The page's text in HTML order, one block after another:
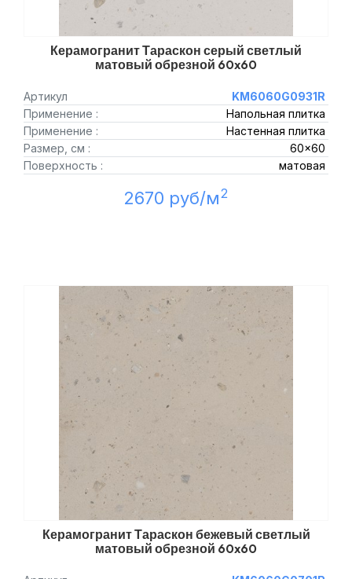
Керамогранит Тараскон серый светлый
матовый обрезной 60x60
Артикул
KM6060G0931R
Применение :
Напольная плитка
Применение :
Настенная плитка
Размер, см :
60x60
Поверхность :
матовая
2670 руб/м2
Керамогранит Тараскон бежевый светлый
матовый обрезной 60x60